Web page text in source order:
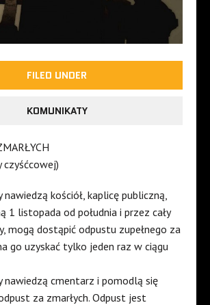
FILED UNDER
KOMUNIKATY
czyśćcowej)
nawiedzą kościół, kaplicę publiczną,
1 listopada od południa i przez cały
mogą dostąpić odpustu zupełnego za
go uzyskać tylko jeden raz w ciągu
nawiedzą cmentarz i pomodlą się
za zmarłych. Odpust jest